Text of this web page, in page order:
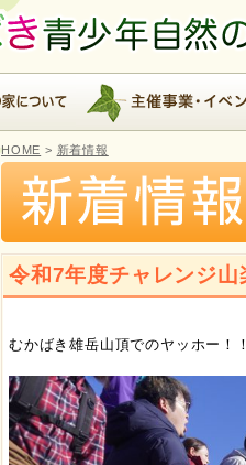
HOME > 新着情報
令和7年度チャレンジ
むかばき雄岳山頂でのヤッホー！